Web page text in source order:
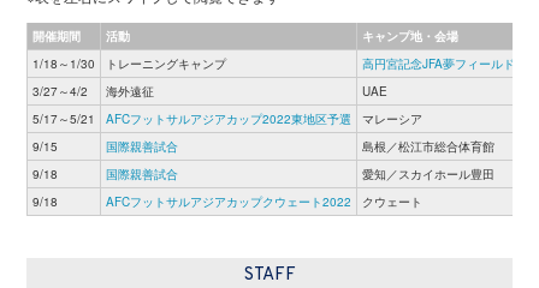
開催期間 活動
キャンプ地・会場
1/18～1/30
トレーニングキャンプ 高円宮記念JFA夢フィールド
3/27～4/2
海外遠征 UAE
5/17～5/21
AFCフットサルアジアカップ2022東地区予選 マレーシア
9/15
国際親善試合 島根／松江市総合体育館
9/18
国際親善試合 愛知／スカイホール豊田
9/18
AFCフットサルアジアカップクウェート2022 クウェート
STAFF